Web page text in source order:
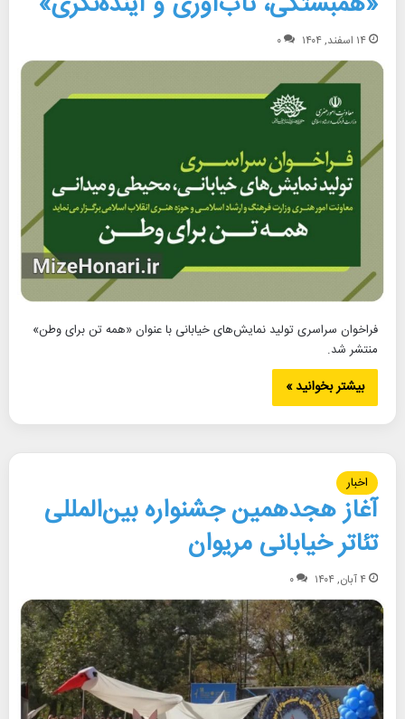
۱۴ اسفند, ۱۴۰۴ ۰
فراخوان سراسری تولید نمایش‌های خیابانی با عنوان «همه تن برای وطن»
منتشر شد.
بیشتر بخوانید »
اخبار
آغاز هجدهمین جشنواره بین‌المللی
تئاتر خیابانی مریوان
۴ آبان, ۱۴۰۴ ۰